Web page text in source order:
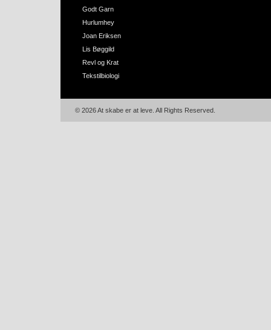
Godt Garn
Hurlumhey
Joan Eriksen
Lis Bøggild
Revl og Krat
Tekstilbiologi
© 2026 At skabe er at leve. All Rights Reserved.